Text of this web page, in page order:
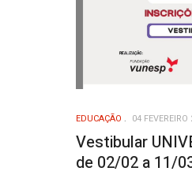
EDUCAÇÃO 04 FEVEREIRO
Vestibular
de 02/02 a 11/